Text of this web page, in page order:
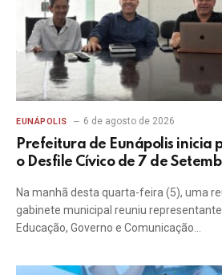
EUNÁPOLIS 6 de agosto de 2026
Prefeitura de Eunápolis inicia
o Desfile Cívico de 7 de
Na manhã desta quarta-feira (5), uma
gabinete municipal reuniu
Educação, Governo e Comunicação…